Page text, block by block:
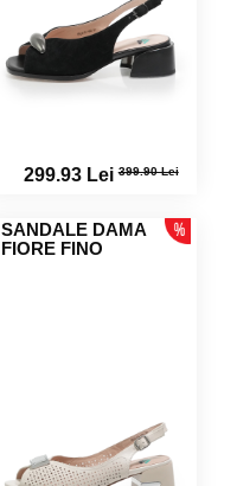
299.93 Lei399.90 Lei
SANDALE DAMA
FIORE FINO